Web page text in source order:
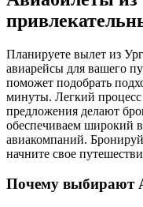
Планируете вылет из
авиарейсы для вашего
поможет подобрать
минуты. Легкий
предложения делают
обеспечиваем широкий
авиакомпаний.
начните свое
Почему выбирают